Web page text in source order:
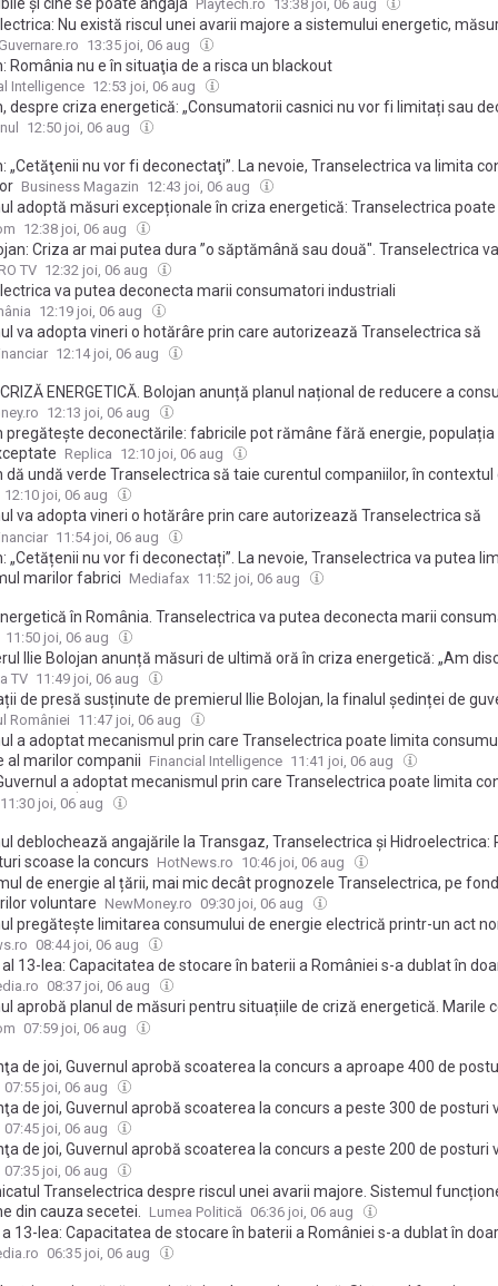
Playtech.ro 13:38 joi, 06 aug
Nu există riscul unei avarii majore a sistemului energetic,
de reducere a consumului și-au demonstrat eficiența – Dispecerul
permanent echilibrul producție-consum și valorifică la maximum
13:35 joi, 06 aug
România nu e în situaţia de a risca un blackout
Intelligence 12:53 joi, 06 aug
despre criza energetică: „Consumatorii casnici nu vor fi limitați sau
pregătește restricții doar pentru marii consumatori (VIDEO)
12:50 joi, 06 aug
„Cetăţenii nu vor fi deconectaţi”. La nevoie, Transelectrica va limita
Business Magazin 12:43 joi, 06 aug
adoptă măsuri excepționale în criza energetică: Transelectrica poate
marii consumatori de la rețeaua de energie. Ce se întâmplă cu
12:38 joi, 06 aug
Criza ar mai putea dura ”o săptămână sau două". Transelectrica
marii consumatori de energie
TV 12:32 joi, 06 aug
va putea deconecta marii consumatori industriali
12:19 joi, 06 aug
va adopta vineri o hotărâre prin care autorizează Transelectrica să
mari consumatori industriali de la sistemul energetic naţional în
12:14 joi, 06 aug
CRIZĂ ENERGETICĂ. Bolojan anunță planul național de reducere a
/ Consumatorii industriali pot rămâne fără curent electric, populația și
12:13 joi, 06 aug
pregătește deconectările: fabricile pot rămâne fără energie, populația
Replica 12:10 joi, 06 aug
dă undă verde Transelectrica să taie curentul companiilor, în contextul
Cu cât timp trebuie să le anunțe înainte
12:10 joi, 06 aug
va adopta vineri o hotărâre prin care autorizează Transelectrica să
mari consumatori industriali de la sistemul energetic naţional în
criză
11:54 joi, 06 aug
„Cetățenii nu vor fi deconectați”. La nevoie, Transelectrica va putea
marilor fabrici
Mediafax 11:52 joi, 06 aug
în România. Transelectrica va putea deconecta marii
în caz de nevoie, cu o notificare prealabilă de 24 de ore. Populația și
afectate. Guvernul a aprobat un plan de pregătire pentru riscuri de
și cazul secetei extreme. Premierul Bolojan spune că situația ar mai
săptămâni.
11:50 joi, 06 aug
Ilie Bolojan anunță măsuri de ultimă oră în criza energetică: „Am
noștri pentru a putea asigura importul de electricitate în orele de
4.000 MW din Ungaria, Serbia, Ucraina, Bulgaria”
TV 11:49 joi, 06 aug
de presă susținute de premierul Ilie Bolojan, la finalul ședinței de
României 11:47 joi, 06 aug
a adoptat mecanismul prin care Transelectrica poate limita
al marilor companii
Financial Intelligence 11:41 joi, 06 aug
a adoptat mecanismul prin care Transelectrica poate limita
În ce condiții se poate aplica
11:30 joi, 06 aug
deblochează angajările la Transgaz, Transelectrica și Hidroelectrica:
scoase la concurs HotNews.ro 10:46 joi, 06 aug
de energie al țării, mai mic decât prognozele Transelectrica, pe
voluntare NewMoney.ro 09:30 joi, 06 aug
pregătește limitarea consumului de energie electrică printr-un act
08:44 joi, 06 aug
13-lea: Capacitatea de stocare în baterii a României s-a dublat în
sunt critice în situații de criză energetică precum cea actuală
08:37 joi, 06 aug
aprobă planul de măsuri pentru situațiile de criză energetică. Marile
notificate cu 24 de ore înainte cu privire la limitarea consumului
07:59 joi, 06 aug
de joi, Guvernul aprobă scoaterea la concurs a aproape 400 de
Transelectrica şi Hidroelectrica
07:55 joi, 06 aug
de joi, Guvernul aprobă scoaterea la concurs a peste 300 de posturi
Transelectrica şi Hidroelectrica
07:45 joi, 06 aug
de joi, Guvernul aprobă scoaterea la concurs a peste 200 de posturi
Transelectrica şi Hidroelectrica
07:35 joi, 06 aug
Transelectrica despre riscul unei avarii majore. Sistemul
din cauza secetei.
Lumea Politică 06:36 joi, 06 aug
a 13-lea: Capacitatea de stocare în baterii a României s-a dublat în
sunt critice în situații de criză energetică precum cea actuală
06:35 joi, 06 aug